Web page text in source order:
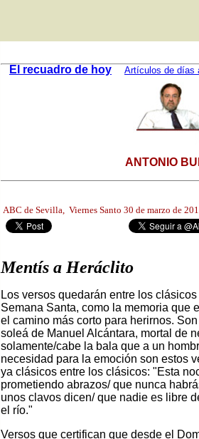
El recuadro de hoy Artículos de días
ANTONIO
ABC de Sevilla, Viernes Santo 30 de marzo de
Mentís a Heráclito
Los versos quedarán entre los
Semana Santa, como la memoria que
el camino más corto para herirnos.
soleá de Manuel Alcántara, mortal de
solamente/cabe la bala que a un
necesidad para la emoción son estos
ya clásicos entre los clásicos: "Esta
prometiendo abrazos/ que nunca
unos clavos dicen/ que nadie es libre
el río."
Versos que certifican que desde el